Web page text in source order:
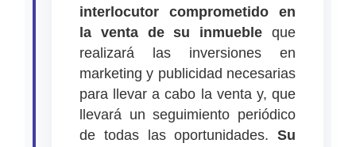
interlocutor comprometido en
la venta de su inmueble que
realizará las inversiones en
marketing y publicidad necesarias
para llevar a cabo la venta y, que
llevará un seguimiento periódico
de todas las oportunidades. Su